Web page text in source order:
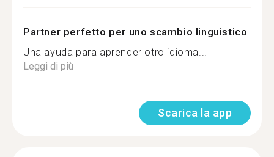
Partner perfetto per uno scambio linguistico
Una ayuda para aprender otro idioma...
Leggi di più
Scarica la app